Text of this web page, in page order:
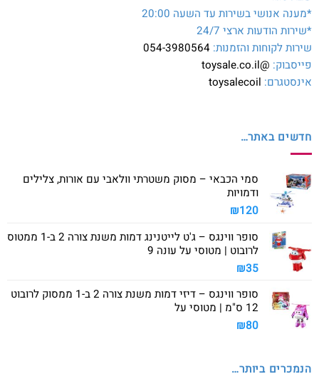
*מענה אנושי בשירות עד השעה 20:00
*שירות הודעות ארצי 24/7
שירות לקוחות והזמנות: 054-3980564
פייסבוק: @toysale.co.il
אינסטגרם: toysalecoil
חדשים באתר…
סמי הכבאי – מסוק משטרתי וולאבי עם אורות, צלילים
ודמויות
₪120
סופר ווינגס – ג'ט לייטנינג דמות משנת צורה 2 ב-1 ממטוס
לרובוט | מטוסי על עונה 9
₪35
סופר ווינגס – דיזי דמות משנת צורה 2 ב-1 ממסוק לרובוט
12 ס"מ | מטוסי על
₪80
הנמכרים ביותר…